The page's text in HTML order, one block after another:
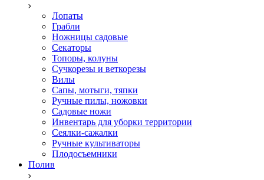
Лопаты
Грабли
Ножницы садовые
Секаторы
Топоры, колуны
Сучкорезы и веткорезы
Вилы
Сапы, мотыги, тяпки
Ручные пилы, ножовки
Садовые ножи
Инвентарь для уборки территории
Сеялки-сажалки
Ручные культиваторы
Плодосъемники
Полив